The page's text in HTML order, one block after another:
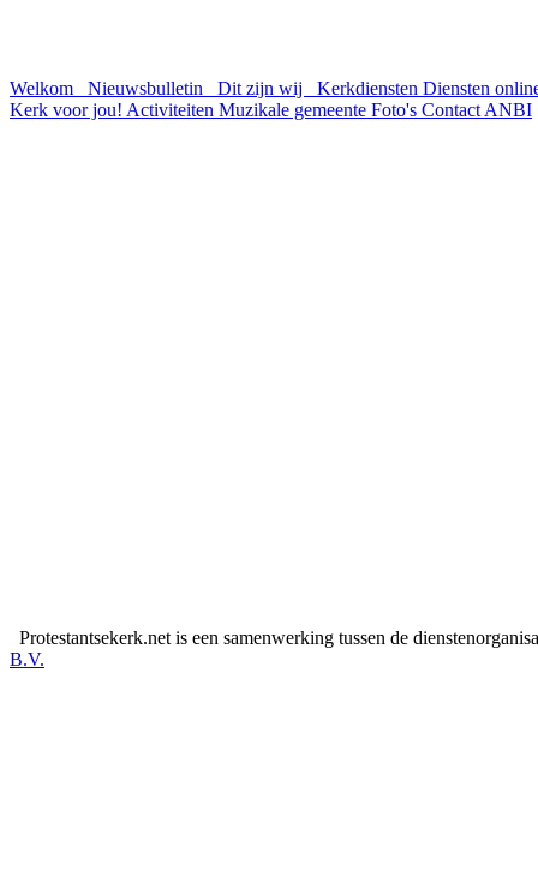
Welkom Nieuwsbulletin Dit zijn wij Kerkdiensten Diensten
Kerk voor jou! Activiteiten Muzikale gemeente Foto's Contact ANBI
Protestantsekerk.net is een samenwerking tussen de
B.V.